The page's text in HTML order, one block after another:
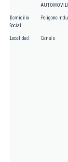
Domicilio
Social
Poligono
Localidad Canals